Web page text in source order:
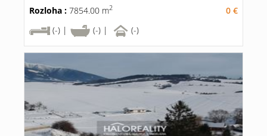
Rozloha : 7854.00 m2
0 €
(-) |
(-) | (-)